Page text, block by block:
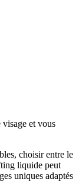
et vous
choisir entre le
liquide peut
uniques adaptés